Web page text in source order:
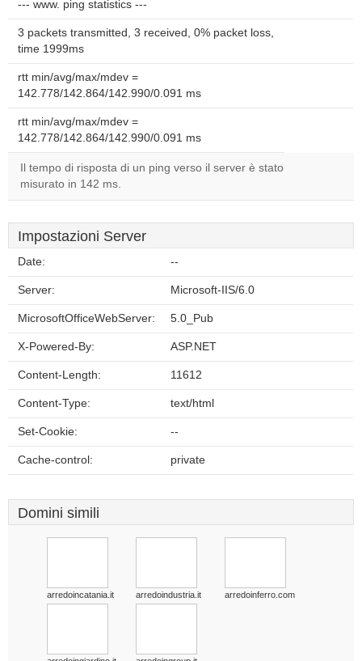
--- www. ping statistics ---
3 packets transmitted, 3 received, 0% packet loss,
time 1999ms
rtt min/avg/max/mdev =
142.778/142.864/142.990/0.091 ms
rtt min/avg/max/mdev =
142.778/142.864/142.990/0.091 ms
Il tempo di risposta di un ping verso il server è stato
misurato in 142 ms.
Impostazioni Server
Date: --
Server: Microsoft-IIS/6.0
MicrosoftOfficeWebServer: 5.0_Pub
X-Powered-By: ASP.NET
Content-Length: 11612
Content-Type: text/html
Set-Cookie: --
Cache-control: private
Domini simili
arredoincatania.it arredoindustria.it arredoinferro.com